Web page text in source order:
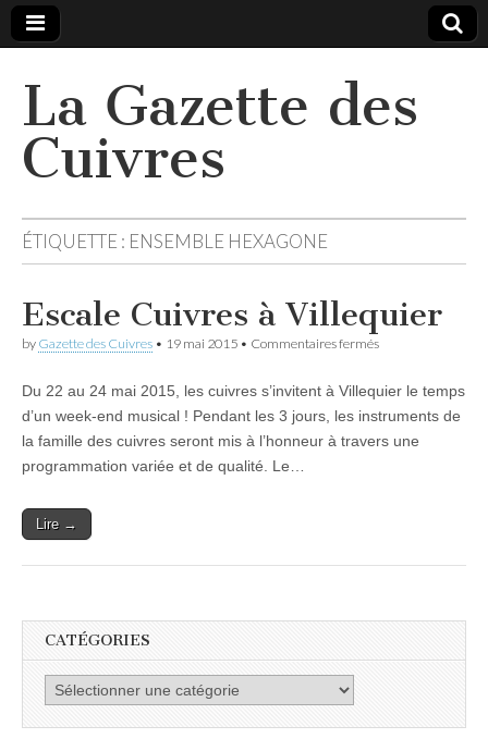
La Gazette des
Cuivres
ÉTIQUETTE : ENSEMBLE HEXAGONE
Escale Cuivres à Villequier
by Gazette des Cuivres • 19 mai 2015 • Commentaires ferméssur
à
Villequier
Du 22 au 24 mai 2015, les cuivres s’invitent à Villequier le temps
d’un week-end musical ! Pendant les 3 jours, les instruments de
la famille des cuivres seront mis à l’honneur à travers une
programmation variée et de qualité. Le…
Lire →
CATÉGORIES
Catégories